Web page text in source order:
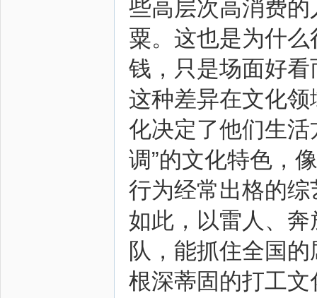
些高层次高消费
粟。这也是为什
钱，只是场面好看
这种差异在文化
化决定了他们生
调”的文化特色，
行为经常出格的
如此，以雷人、
队，能抓住全国
根深蒂固的打工文